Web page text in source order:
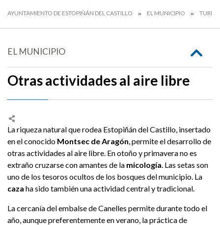
AYUNTAMIENTO DE ESTOPIÑÁN DEL CASTILLO EL MUNICIPIO
EL MUNICIPIO
Otras actividades al aire libre
La riqueza natural que rodea Estopiñán del Castillo, insertado
en el conocido Montsec de Aragón , permite el desarrollo de
otras actividades al aire libre. En otoño y primavera no es
extraño cruzarse con amantes de la micología . Las setas son
uno de los tesoros ocultos de los bosques del municipio. La
caza ha sido también una actividad central y tradicional.
La cercanía del embalse de Canelles permite durante todo el
año, aunque preferentemente en verano, la práctica de